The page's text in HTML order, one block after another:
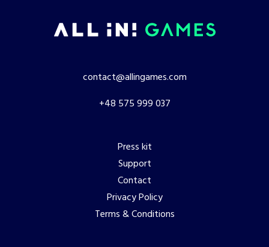
contact@allingames.com
+48 575 999 037
Press kit
Support
Contact
Privacy Policy
Terms & Conditions